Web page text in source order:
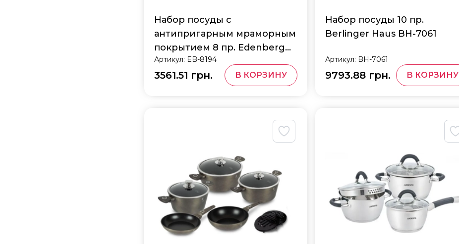
Набор посуды с
антипригарным мраморным
покрытием 8 пр. Edenberg
EB-8194
Артикул: EB-8194
3561.51 грн. В КОРЗИНУ
Набор посуды 10 пр.
Berlinger Haus BH-7061
Артикул: BH-7061
9793.88 грн. В КОРЗИНУ